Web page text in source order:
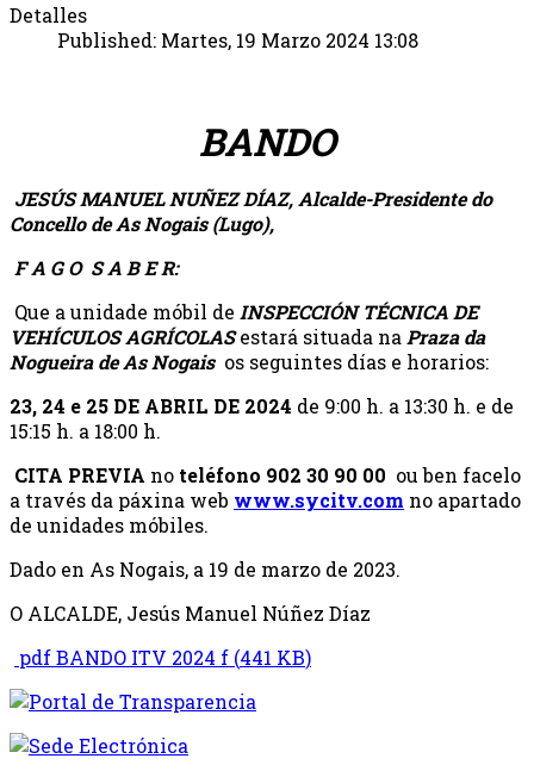
Detalles
Published: Martes, 19 Marzo 2024 13:08
BANDO
JESÚS MANUEL NUÑEZ DÍAZ, Alcalde-Presidente do
Concello de As Nogais (Lugo),
F A G O S A B E R:
Que a unidade móbil de INSPECCIÓN TÉCNICA DE
VEHÍCULOS AGRÍCOLASestará situada na Praza da
Nogueira de As Nogais os seguintes días e horarios:
23, 24 e 25 DE ABRIL DE 2024 de 9:00 h. a 13:30 h. e de
15:15 h. a 18:00 h.
CITA PREVIA no teléfono 902 30 90 00 ou ben facelo
a través da páxina web www.sycitv.com no apartado
de unidades móbiles.
Dado en As Nogais, a 19 de marzo de 2023.
O ALCALDE, Jesús Manuel Núñez Díaz
pdfBANDO ITV 2024 f (441 KB)